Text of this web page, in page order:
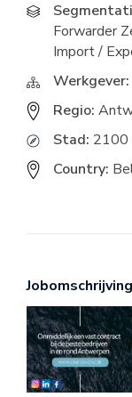
Forwarder
Import /
Werkgever:
Regio:
Stad: 2100
Country:
Jobomschrijving